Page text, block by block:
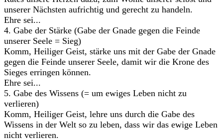
unserer Nächsten aufrichtig und gerecht zu handeln.
Ehre sei...
4. Gabe der Stärke (Gabe der Gnade gegen die Feinde
unserer Seele = Sieg)
Komm, Heiliger Geist, stärke uns mit der Gabe der Gnade
gegen die Feinde unserer Seele, damit wir die Krone des
Sieges erringen können.
Ehre sei...
5. Gabe des Wissens (= um ewiges Leben nicht zu
verlieren)
Komm, Heiliger Geist, lehre uns durch die Gabe des
Wissens in der Welt so zu leben, dass wir das ewige Leben
nicht verlieren.